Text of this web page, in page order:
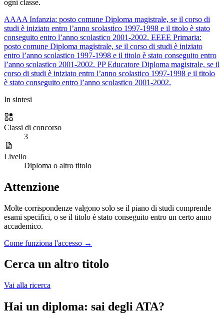
ogni classe.
AAAA Infanzia: posto comune Diploma magistrale, se il corso di
studi è iniziato entro l’anno scolastico 1997-1998 e il titolo è stato
conseguito entro l’anno scolastico 2001-2002. EEEE Primaria:
posto comune Diploma magistrale, se il corso di studi è iniziato
entro l’anno scolastico 1997-1998 e il titolo è stato conseguito entro
l’anno scolastico 2001-2002. PP Educatore Diploma magistrale, se il
corso di studi è iniziato entro l’anno scolastico 1997-1998 e il titolo
è stato conseguito entro l’anno scolastico 2001-2002.
In sintesi
Classi di concorso
3
Livello
Diploma o altro titolo
Attenzione
Molte corrispondenze valgono solo se il piano di studi comprende
esami specifici, o se il titolo è stato conseguito entro un certo anno
accademico.
Come funziona l'accesso →
Cerca un altro titolo
Vai alla ricerca
Hai un diploma: sai degli ATA?